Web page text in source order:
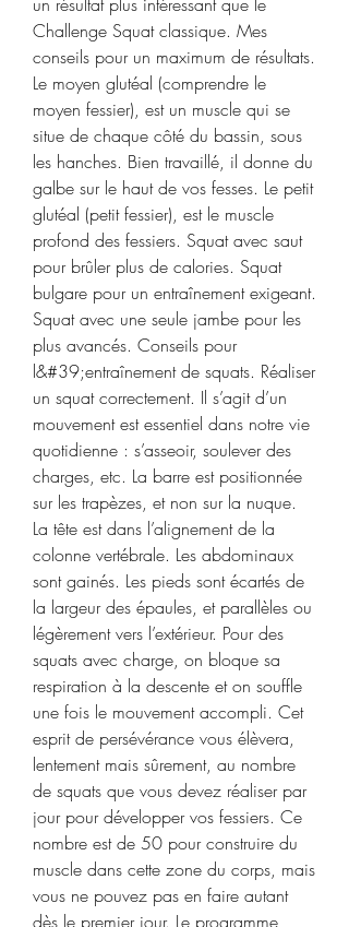
Challenge Squat classique. Mes
conseils pour un maximum de résultats.
Le moyen glutéal (comprendre le
moyen fessier), est un muscle qui se
situe de chaque côté du bassin, sous
les hanches. Bien travaillé, il donne du
galbe sur le haut de vos fesses. Le petit
glutéal (petit fessier), est le muscle
profond des fessiers. Squat avec saut
pour brûler plus de calories. Squat
bulgare pour un entraînement exigeant.
Squat avec une seule jambe pour les
plus avancés. Conseils pour
l&#39;entraînement de squats. Réaliser
un squat correctement. Il s’agit d’un
mouvement est essentiel dans notre vie
quotidienne : s’asseoir, soulever des
charges, etc. La barre est positionnée
sur les trapèzes, et non sur la nuque.
La tête est dans l’alignement de la
colonne vertébrale. Les abdominaux
sont gainés. Les pieds sont écartés de
la largeur des épaules, et parallèles ou
légèrement vers l’extérieur. Pour des
squats avec charge, on bloque sa
respiration à la descente et on souffle
une fois le mouvement accompli. Cet
esprit de persévérance vous élèvera,
lentement mais sûrement, au nombre
de squats que vous devez réaliser par
jour pour développer vos fessiers. Ce
nombre est de 50 pour construire du
muscle dans cette zone du corps, mais
vous ne pouvez pas en faire autant
dès le premier jour. Le programme